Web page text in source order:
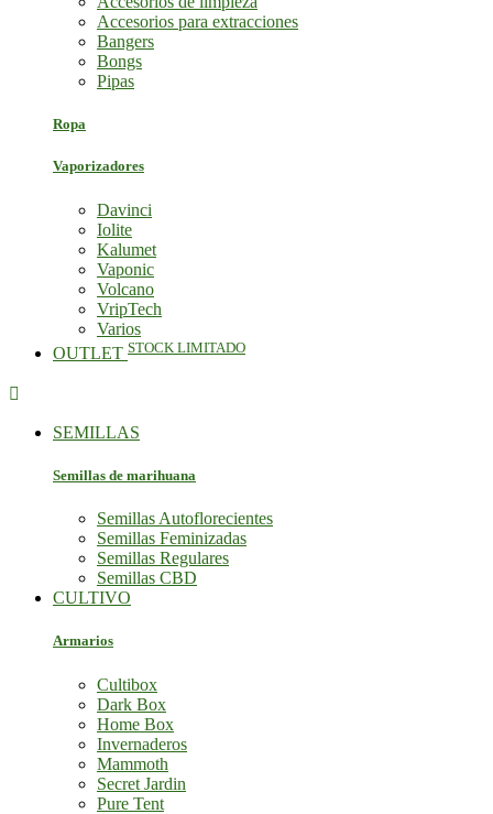
Accesorios para extracciones
Bangers
Bongs
Pipas
Ropa
Vaporizadores
Davinci
Iolite
Kalumet
Vaponic
Volcano
VripTech
Varios
OUTLET STOCK LIMITADO

SEMILLAS
Semillas de marihuana
Semillas Autoflorecientes
Semillas Feminizadas
Semillas Regulares
Semillas CBD
CULTIVO
Armarios
Cultibox
Dark Box
Home Box
Invernaderos
Mammoth
Secret Jardin
Pure Tent